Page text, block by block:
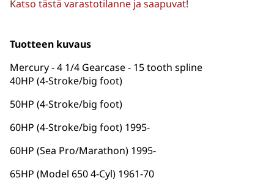
Katso tästä varastotilanne ja saapuvat!
Tuotteen kuvaus
Mercury - 4 1/4 Gearcase - 15 tooth spline
40HP (4-Stroke/big foot)
50HP (4-Stroke/big foot)
60HP (4-Stroke/big foot) 1995-
60HP (Sea Pro/Marathon) 1995-
65HP (Model 650 4-Cyl) 1961-70